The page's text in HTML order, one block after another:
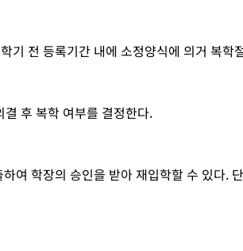
기 전 등록기간 내에 소정양식에 의거 복학
후 복학 여부를 결정한다.
여 학장의 승인을 받아 재입학할 수 있다.